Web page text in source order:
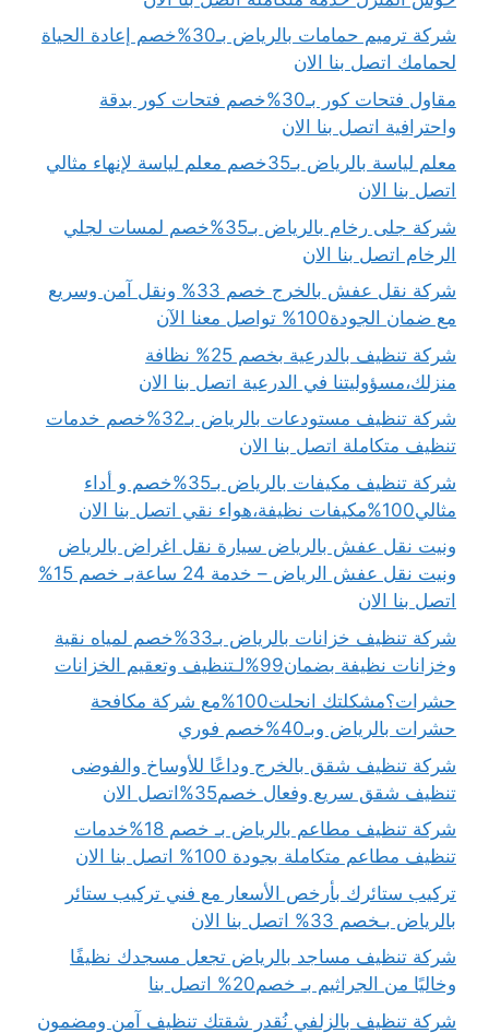
شركة ترميم حمامات بالرياض بـ30%خصم إعادة الحياة
لحمامك اتصل بنا الان
مقاول فتحات كور بـ30%خصم فتحات كور بدقة
واحترافية اتصل بنا الان
معلم لياسة بالرياض بـ35خصم معلم لياسة لإنهاء مثالي
اتصل بنا الان
شركة جلى رخام بالرياض بـ35%خصم لمسات لجلي
الرخام اتصل بنا الان
شركة نقل عفش بالخرج خصم 33% ونقل آمن وسريع
مع ضمان الجودة100% تواصل معنا الآن
شركة تنظيف بالدرعية بخصم 25% نظافة
منزلك،مسؤوليتنا في الدرعية اتصل بنا الان
شركة تنظيف مستودعات بالرياض بـ32%خصم خدمات
تنظيف متكاملة اتصل بنا الان
شركة تنظيف مكيفات بالرياض بـ35%خصم و أداء
مثالي100%مكيفات نظيفة،هواء نقي اتصل بنا الان
ونيت نقل عفش بالرياض سيارة نقل اغراض بالرياض
ونيت نقل عفش الرياض – خدمة 24 ساعةبـ خصم 15%
اتصل بنا الان
شركة تنظيف خزانات بالرياض بـ33%خصم لمياه نقية
وخزانات نظيفة بضمان99%لـتنظيف وتعقيم الخزانات
حشرات؟مشكلتك انحلت100%مع شركة مكافحة
حشرات بالرياض وبـ40%خصم فوري
شركة تنظيف شقق بالخرج وداعًا للأوساخ والفوضى
تنظيف شقق سريع وفعال خصم35%اتصل الان
شركة تنظيف مطاعم بالرياض بـ خصم 18%خدمات
تنظيف مطاعم متكاملة بجودة 100% اتصل بنا الان
تركيب ستائرك بأرخص الأسعار مع فني تركيب ستائر
بالرياض بـخصم 33% اتصل بنا الان
شركة تنظيف مساجد بالرياض تجعل مسجدك نظيفًا
وخاليًا من الجراثيم بـ خصم20% اتصل بنا
شركة تنظيف بالزلفي نُقدر شقتك تنظيف آمن ومضمون